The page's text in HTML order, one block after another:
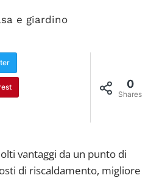
e giardino
0
Shares
vantaggi da un punto di
di riscaldamento, migliore